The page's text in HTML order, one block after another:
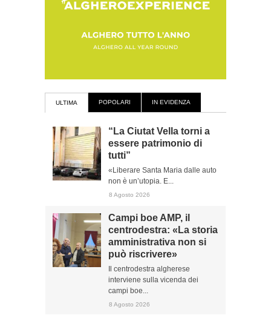
ULTIMA POPOLARI IN EVIDENZA
“La Ciutat Vella torni a
essere patrimonio di
tutti”
«Liberare Santa Maria dalle auto
non è un’utopia. E...
8 Agosto 2026
Campi boe AMP, il
centrodestra: «La storia
amministrativa non si
può riscrivere»
Il centrodestra algherese
interviene sulla vicenda dei
campi boe...
8 Agosto 2026